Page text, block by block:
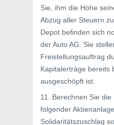
Sie, ihm die Höhe
Abzug aller Steuern
Depot befinden sich
der Auto AG. Sie
Freistellungsauftrag
Kapitalerträge bereits
ausgeschöpft ist.
11. Berechnen Sie
folgender
Solidaritätszuschlag